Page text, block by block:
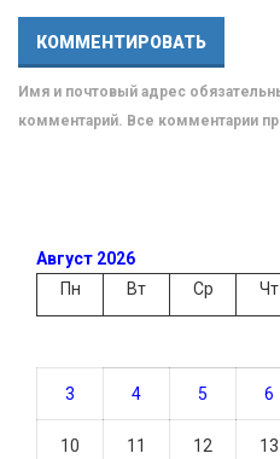
Имя и почтовый адрес
комментарий. Все комментарии
Август 2026
Пн
Вт Ср Чт
3 4 5 6
10 11 12 13